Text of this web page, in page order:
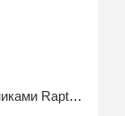
Брюки тактические с наколенниками Raptor PRO Мультикам 50/3